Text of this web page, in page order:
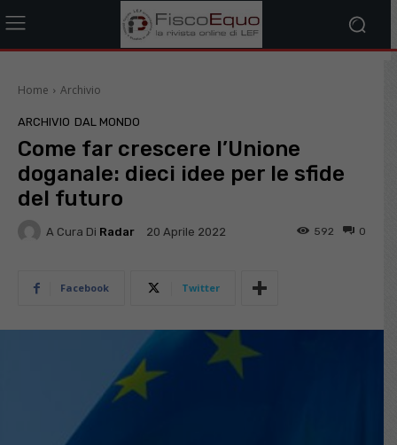
Home Archivio
ARCHIVIO DAL MONDO
Come far crescere l’Unione
doganale: dieci idee per le sfide
del futuro
A Cura Di Radar 20 Aprile 2022 0
592
Facebook Twitter